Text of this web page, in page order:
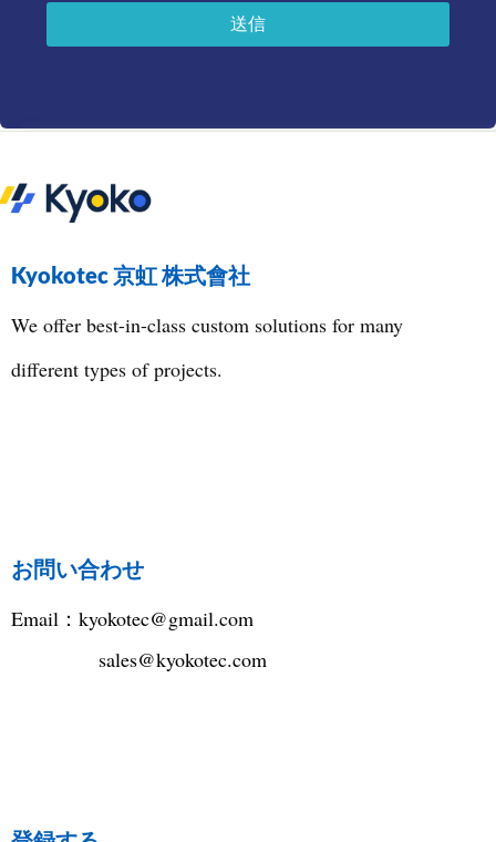
送信
Kyokotec 京虹 株式會社
We offer best-in-class custom solutions for many
different types of projects.
お問い合わせ
Email： kyokotec@gmail.com
sales@kyokotec.com